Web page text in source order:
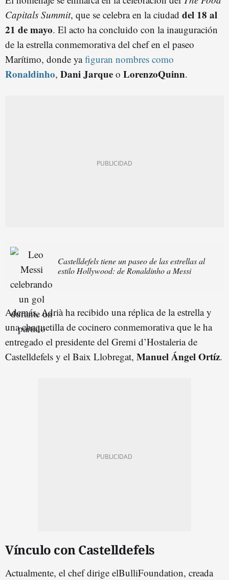
Capitals Summit, que se celebra en la ciudad del 18 al
21 de mayo. El acto ha concluido con la inauguración
de la estrella conmemorativa del chef en el paseo
Marítimo, donde yafiguran nombres como
Ronaldinho, Dani Jarque o LorenzoQuinn.
Castelldefels tiene un paseo de las estrellas al
estilo Hollywood: de Ronaldinho a Messi
Además, Adrià ha recibido una réplica de la estrella y
una chaquetilla de cocinero conmemorativa que le ha
entregado el presidente del Gremi d’Hostaleria de
Castelldefels y el Baix Llobregat, Manuel Ángel Ortíz.
Vínculo con Castelldefels
Actualmente, el chef dirige elBulliFoundation, creada